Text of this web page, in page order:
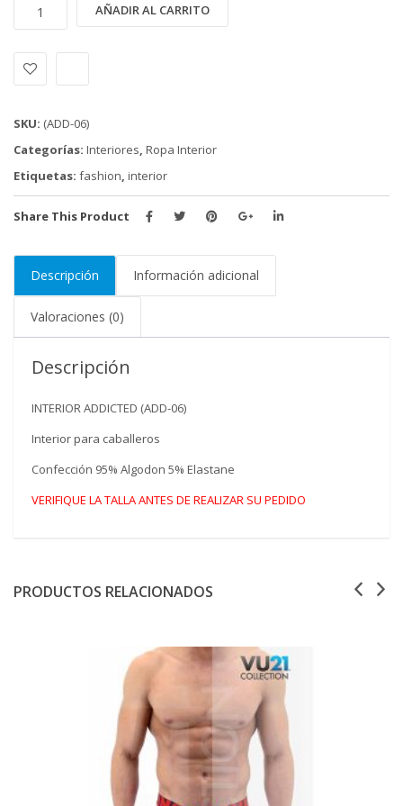
ADDICTED
06)
cantidad
AÑADIR AL CARRITO
SKU: (ADD-06)
Categorías: Interiores, Ropa Interior
Etiquetas: fashion, interior
Share This Product
Descripción Información adicional
Valoraciones (0)
Descripción
INTERIOR ADDICTED (ADD-06)
Interior para caballeros
Confección 95% Algodon 5% Elastane
VERIFIQUE LA TALLA ANTES DE REALIZAR SU PEDIDO
PRODUCTOS RELACIONADOS